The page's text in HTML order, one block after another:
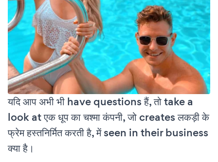
यदि आप अभी भी have questions हैं, तो take a
look at एक धूप का चश्मा कंपनी, जो creates लकड़ी के
फ्रेम हस्तनिर्मित करती है, में seen in their business
क्या है।